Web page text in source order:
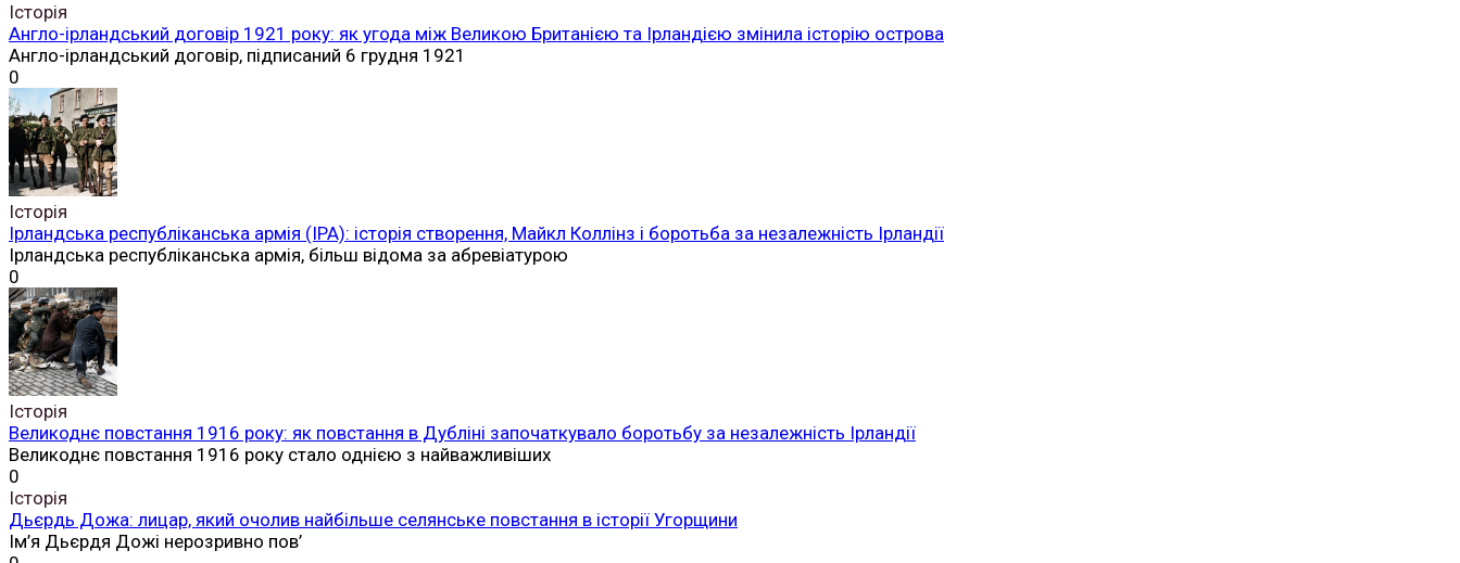
Історія
Англо-ірландський договір 1921 року: як угода між Великою Британією та Ірландією змінила історію острова
Англо-ірландський договір, підписаний 6 грудня 1921
0
Історія
Ірландська республіканська армія (ІРА): історія створення, Майкл Коллінз і боротьба за незалежність Ірландії
Ірландська республіканська армія, більш відома за абревіатурою
0
Історія
Великоднє повстання 1916 року: як повстання в Дубліні започаткувало боротьбу за незалежність Ірландії
Великоднє повстання 1916 року стало однією з найважливіших
0
Історія
Дьєрдь Дожа: лицар, який очолив найбільше селянське повстання в історії Угорщини
Ім’я Дьєрдя Дожі нерозривно пов’